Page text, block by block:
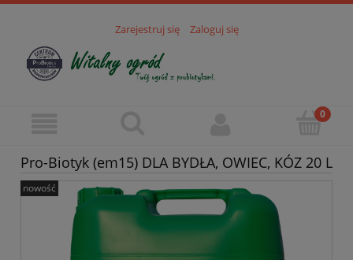
Zarejestruj się Zaloguj się
Pro-Biotyk (em15) DLA BYDŁA, OWIEC, KÓZ 20 L
nowość